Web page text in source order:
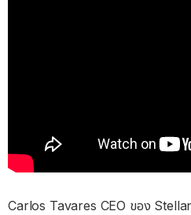
Carlos Tavares CEO ของ